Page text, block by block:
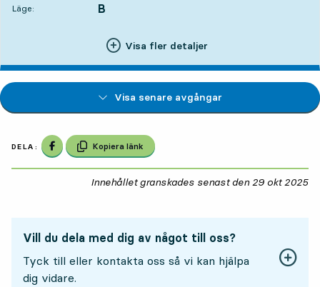
Läge:
LÄGE, B
,
Visa fler detaljer
Visa senare avgångar
DELA: Dela på Facebook
Kopiera länk
Innehållet granskades senast den 29 okt 2025
Vill du dela med dig av något till oss?
Tyck till eller kontakta oss så vi kan hjälpa
dig vidare.